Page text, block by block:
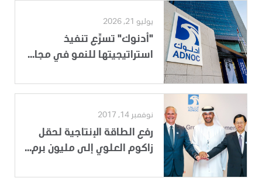
يوليو 21, 2026
"أدنوك" تسرِّع تنفيذ
استراتيجيتها للنمو في مجا...
نوفمبر 14, 2017
رفع الطاقة الإنتاجية لحقل
زاكوم العلوي إلى مليون برم...